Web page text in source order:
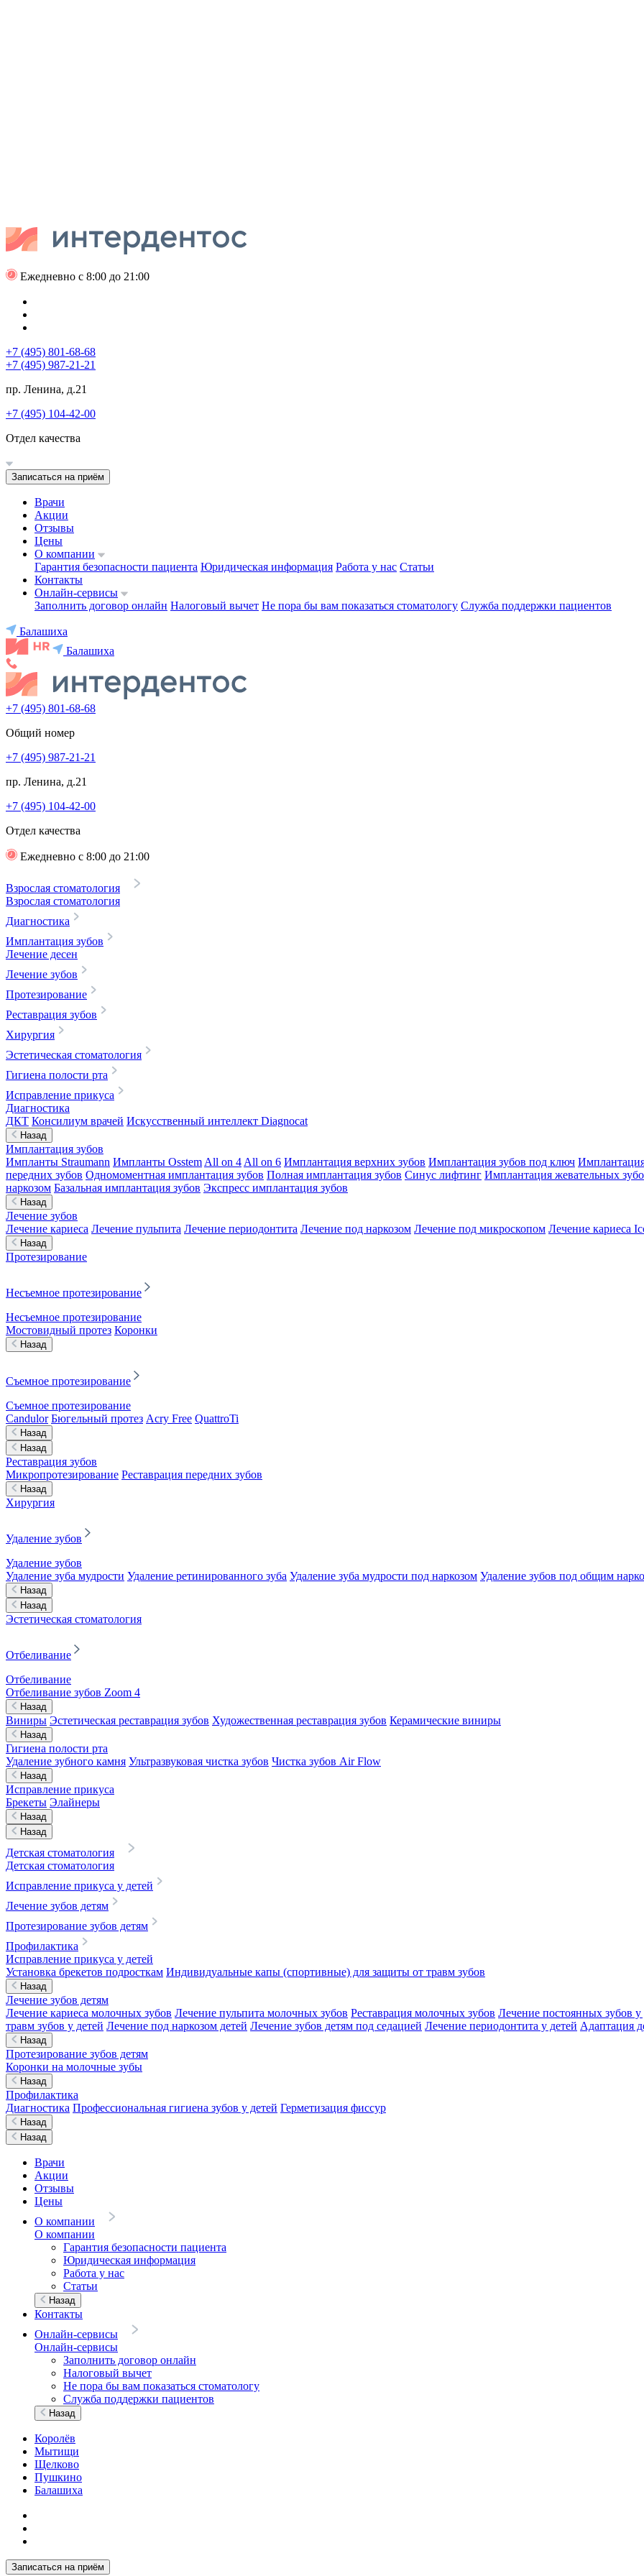
Ежедневно с 8:00 до 21:00
+7 (495) 801-68-68
+7 (495) 987-21-21
пр. Ленина, д.21
+7 (495) 104-42-00
Отдел качества
Записаться на приём
Врачи
Акции
Отзывы
Цены
О компании
Гарантия безопасности пациента Юридическая информация Работа у нас Статьи
Контакты
Онлайн-сервисы
Заполнить договор онлайн Налоговый вычет Не пора бы вам показаться стоматологу Служба поддержки пациентов
Балашиха
Балашиха
+7 (495) 801-68-68
Общий номер
+7 (495) 987-21-21
пр. Ленина, д.21
+7 (495) 104-42-00
Отдел качества
Ежедневно с 8:00 до 21:00
Взрослая стоматология
Взрослая стоматология
Диагностика
Имплантация зубов
Лечение десен
Лечение зубов
Протезирование
Реставрация зубов
Хирургия
Эстетическая стоматология
Гигиена полости рта
Исправление прикуса
Диагностика
ДКТ Консилиум врачей Искусственный интеллект Diagnocat
Назад
Имплантация зубов
Импланты Straumann Импланты Osstem All on 4 All on 6 Имплантация верхних зубов Имплантация зубов под ключ
передних зубов Одномоментная имплантация зубов Полная имплантация зубов Синус лифтинг Имплантация жевательных
наркозом Базальная имплантация зубов Экспресс имплантация зубов
Назад
Лечение зубов
Лечение кариеса Лечение пульпита Лечение периодонтита Лечение под наркозом Лечение под микроскопом Лечение кариеса
Назад
Протезирование
Несъемное протезирование
Несъемное протезирование
Мостовидный протез Коронки
Назад
Съемное протезирование
Съемное протезирование
Candulor Бюгельный протез Acry Free QuattroTi
Назад
Назад
Реставрация зубов
Микропротезирование Реставрация передних зубов
Назад
Хирургия
Удаление зубов
Удаление зубов
Удаление зуба мудрости Удаление ретинированного зуба Удаление зуба мудрости под наркозом Удаление зубов под общим
Назад
Назад
Эстетическая стоматология
Отбеливание
Отбеливание
Отбеливание зубов Zoom 4
Назад
Виниры Эстетическая реставрация зубов Художественная реставрация зубов Керамические виниры
Назад
Гигиена полости рта
Удаление зубного камня Ультразвуковая чистка зубов Чистка зубов Air Flow
Назад
Исправление прикуса
Брекеты Элайнеры
Назад
Назад
Детская стоматология
Детская стоматология
Исправление прикуса у детей
Лечение зубов детям
Протезирование зубов детям
Профилактика
Исправление прикуса у детей
Установка брекетов подросткам Индивидуальные капы (спортивные) для защиты от травм зубов
Назад
Лечение зубов детям
Лечение кариеса молочных зубов Лечение пульпита молочных зубов Реставрация молочных зубов Лечение постоянных зубов у
травм зубов у детей Лечение под наркозом детей Лечение зубов детям под седацией Лечение периодонтита у детей Адаптация
Назад
Протезирование зубов детям
Коронки на молочные зубы
Назад
Профилактика
Диагностика Профессиональная гигиена зубов у детей Герметизация фиссур
Назад
Назад
Врачи
Акции
Отзывы
Цены
О компании
О компании
Гарантия безопасности пациента
Юридическая информация
Работа у нас
Статьи
Назад
Контакты
Онлайн-сервисы
Онлайн-сервисы
Заполнить договор онлайн
Налоговый вычет
Не пора бы вам показаться стоматологу
Служба поддержки пациентов
Назад
Королёв
Мытищи
Щелково
Пушкино
Балашиха
Записаться на приём